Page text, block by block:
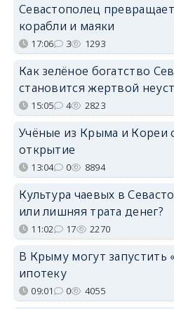
Севастополец
корабли и маяки
17:06 3 1293
Как зелёное богатство
становится жертвой
15:05 4 2823
Учёные из Крыма и Кореи
открытие
13:04 0 8894
Культура чаевых в
или лишняя трата денег?
11:02 17 2270
В Крыму могут запустить
ипотеку
09:01 0 4055